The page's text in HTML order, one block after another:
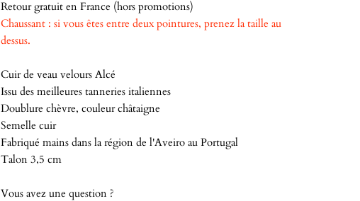
Retour gratuit en France (hors promotions)
Chaussant : si vous êtes entre deux pointures, prenez la taille au
dessus.
Cuir de veau velours Alcé
Issu des meilleures tanneries italiennes
Doublure chèvre, couleur châtaigne
Semelle cuir
Fabriqué mains dans la région de l'Aveiro au Portugal
Talon 3,5 cm
Vous avez une question ?